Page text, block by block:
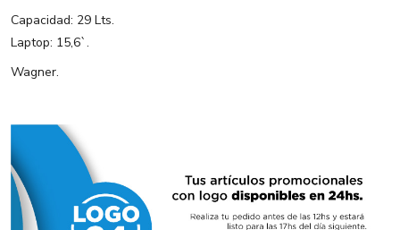
Capacidad: 29 Lts.
Laptop: 15,6`.
Wagner.